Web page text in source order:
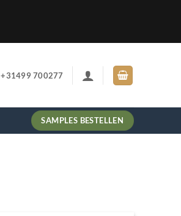
+31499 700277
SAMPLES BESTELLEN